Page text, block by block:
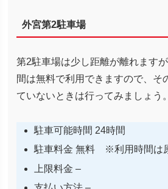
外宮第2駐車場
第2駐車場は少し距離が離れます
間は無料で利用できますので、そ
ていないときは行ってみましょう。
駐車可能時間 24時間
駐車料金 無料 ※利用時間は
上限料金 –